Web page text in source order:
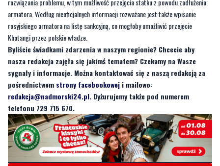
Byliście świadkami zdarzenia w naszym regionie? Chcecie aby
nasza redakcja zajęła się jakimś tematem? Czekamy na Wasze
sygnały i informacje. Można kontaktować się z naszą redakcją za
pośrednictwemstrony facebookoweji mailowo:
redakcja@nadmorski24.pl. Dyżurujemy także pod numerem
telefonu 729 715 670.
Byliście świadkami zdarzenia w naszym regionie? Chcecie
aby nasza redakcja zajęła się jakimś tematem? Czekamy na
Wasze sygnały i informacje. Można kontaktować się z naszą